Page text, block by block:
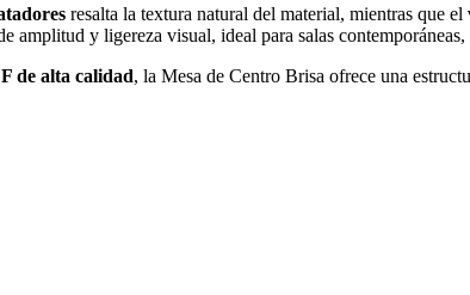
resalta la textura natural del material, mientras que el
amplitud y ligereza visual, ideal para salas
de alta calidad, la Mesa de Centro Brisa ofrece una